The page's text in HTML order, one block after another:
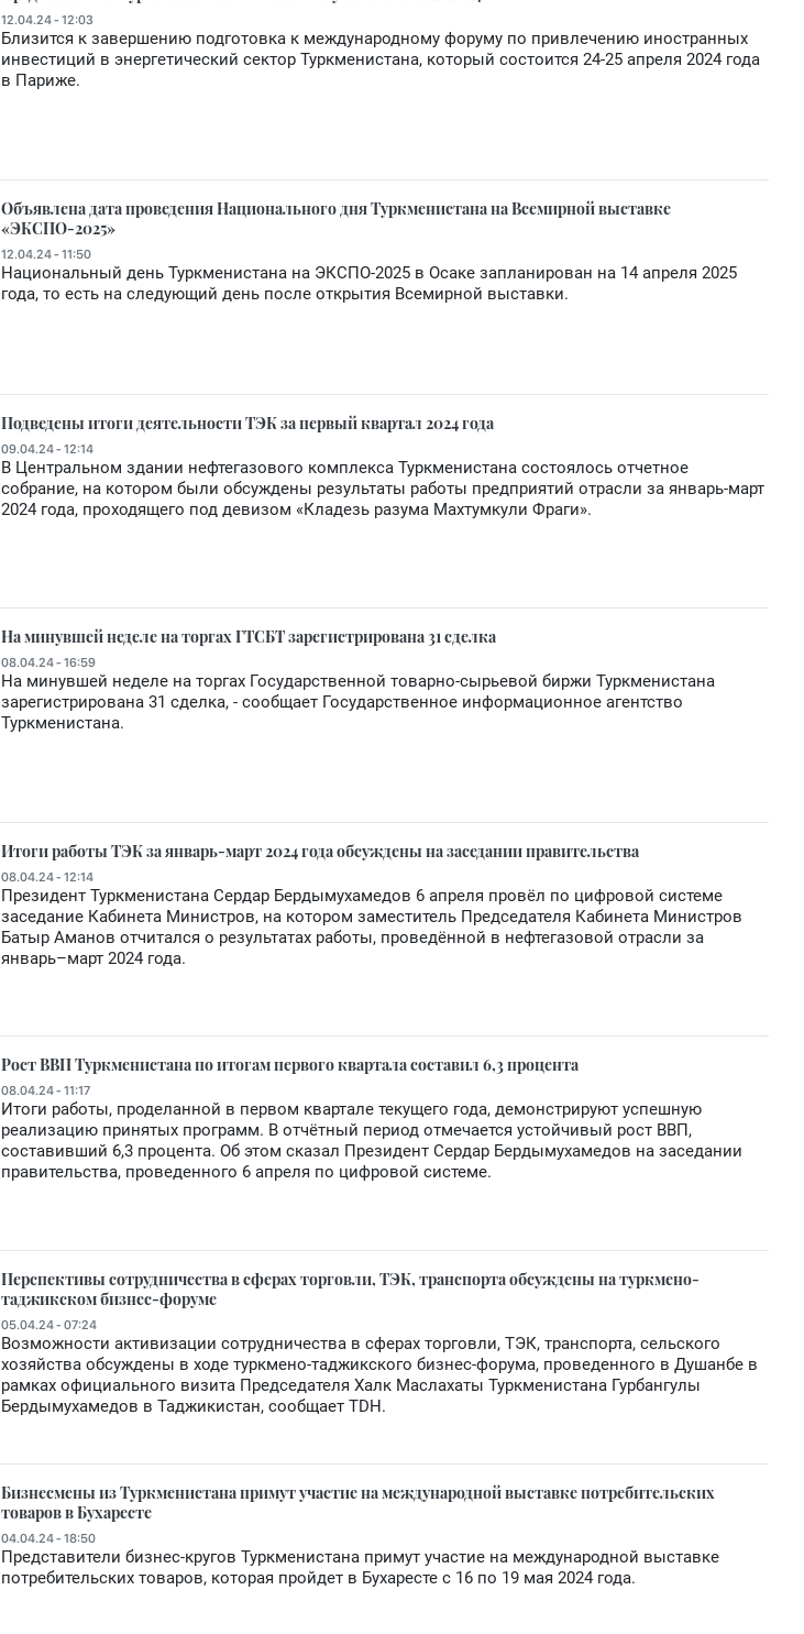
12.04.24 - 12:03
Близится к завершению подготовка к международному форуму по привлечению иностранных
инвестиций в энергетический сектор Туркменистана, который состоится 24-25 апреля 2024 года
в Париже.
Объявлена дата проведения Национального дня Туркменистана на Всемирной выставке
«ЭКСПО-2025»
12.04.24 - 11:50
Национальный день Туркменистана на ЭКСПО-2025 в Осаке запланирован на 14 апреля 2025
года, то есть на следующий день после открытия Всемирной выставки.
Подведены итоги деятельности ТЭК за первый квартал 2024 года
09.04.24 - 12:14
В Центральном здании нефтегазового комплекса Туркменистана состоялось отчетное
собрание, на котором были обсуждены результаты работы предприятий отрасли за январь-март
2024 года, проходящего под девизом «Кладезь разума Махтумкули Фраги».
На минувшей неделе на торгах ГТСБТ зарегистрирована 31 сделка
08.04.24 - 16:59
На минувшей неделе на торгах Государственной товарно-сырьевой биржи Туркменистана
зарегистрирована 31 сделка, - сообщает Государственное информационное агентство
Туркменистана.
Итоги работы ТЭК за январь-март 2024 года обсуждены на заседании правительства
08.04.24 - 12:14
Президент Туркменистана Сердар Бердымухамедов 6 апреля провёл по цифровой системе
заседание Кабинета Министров, на котором заместитель Председателя Кабинета Министров
Батыр Аманов отчитался о результатах работы, проведённой в нефтегазовой отрасли за
январь–март 2024 года.
Рост ВВП Туркменистана по итогам первого квартала составил 6,3 процента
08.04.24 - 11:17
Итоги работы, проделанной в первом квартале текущего года, демонстрируют успешную
реализацию принятых программ. В отчётный период отмечается устойчивый рост ВВП,
составивший 6,3 процента. Об этом сказал Президент Сердар Бердымухамедов на заседании
правительства, проведенного 6 апреля по цифровой системе.
Перспективы сотрудничества в сферах торговли, ТЭК, транспорта обсуждены на туркмено-
таджикском бизнес-форуме
05.04.24 - 07:24
Возможности активизации сотрудничества в сферах торговли, ТЭК, транспорта, сельского
хозяйства обсуждены в ходе туркмено-таджикского бизнес-форума, проведенного в Душанбе в
рамках официального визита Председателя Халк Маслахаты Туркменистана Гурбангулы
Бердымухамедов в Таджикистан, сообщает TDH.
Бизнесмены из Туркменистана примут участие на международной выставке потребительских
товаров в Бухаресте
04.04.24 - 18:50
Представители бизнес-кругов Туркменистана примут участие на международной выставке
потребительских товаров, которая пройдет в Бухаресте с 16 по 19 мая 2024 года.